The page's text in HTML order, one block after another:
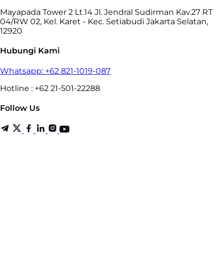
Mayapada Tower 2 Lt.14 Jl. Jendral Sudirman Kav.27 RT
04/RW 02, Kel. Karet - Kec. Setiabudi Jakarta Selatan,
12920
Hubungi Kami
Whatsapp: +62 821-1019-087
Hotline : +62 21-501-22288
Follow Us